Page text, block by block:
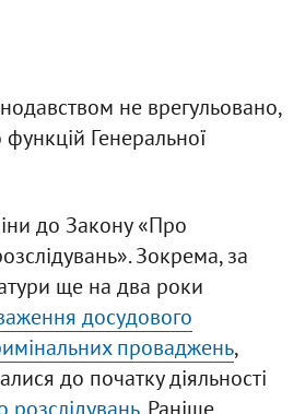
не врегульовано,
Генеральної
до Закону «Про
Зокрема, за
ще на два роки
досудового
проваджень,
до початку діяльності
. Раніше